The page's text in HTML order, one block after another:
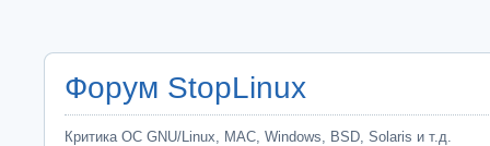
Форум StopLinux
Критика ОС GNU/Linux, MAC, Windows, BSD, Solaris и т.д.